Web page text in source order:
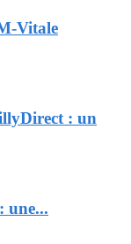
Vitale
: un
une...